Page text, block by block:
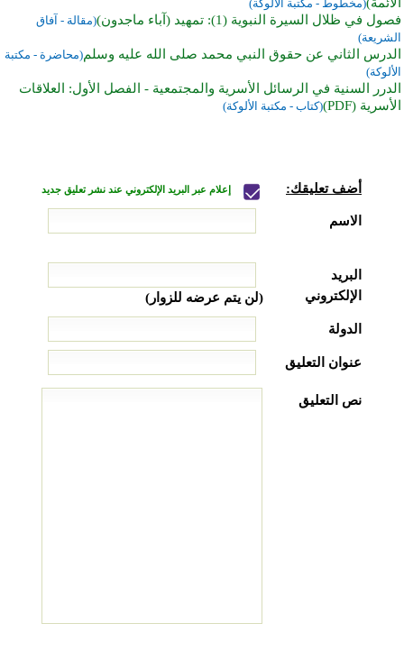
الأئمة)(مخطوط - مكتبة الألوكة)
فصول في ظلال السيرة النبوية (1): تمهيد (آباء ماجدون)
(مقالة - آفاق
الشريعة)
الدرس الثاني عن حقوق النبي محمد صلى الله عليه وسلم(محاضرة - مكتبة
الألوكة)
الدرر السنية في الرسائل الأسرية والمجتمعية - الفصل الأول: العلاقات
الأسرية (PDF)
(كتاب - مكتبة الألوكة)
أضف تعليقك: إعلام عبر البريد الإلكتروني عند نشر تعليق جديد
الاسم
البريد
الإلكتروني
(لن يتم عرضه للزوار)
الدولة
عنوان التعليق
نص التعليق